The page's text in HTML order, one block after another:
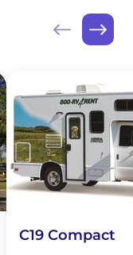
C19 Compact